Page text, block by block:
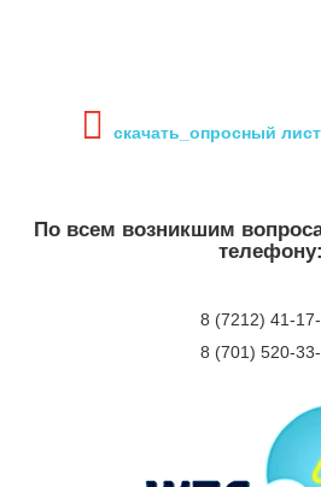
скачать_опросный
По всем возникшим
телефону:
8 (7212) 41-
8 (701) 520-